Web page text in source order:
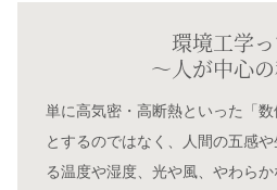
環境工学っ
～人が中心
単に高気密・高断熱といった「
とするのではなく、人間の五感
る温度や湿度、光や風、やわら